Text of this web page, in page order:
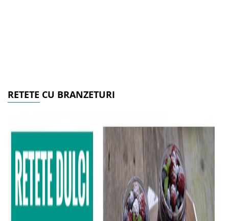
RETETE CU BRANZETURI